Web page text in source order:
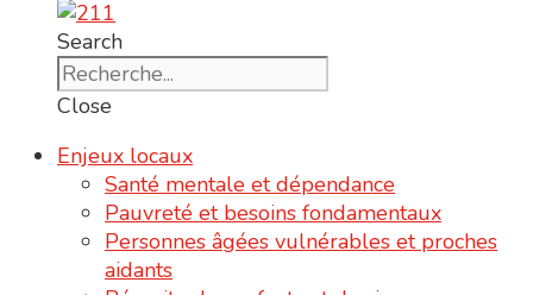
Search
Close
Enjeux locaux
Santé mentale et dépendance
Pauvreté et besoins fondamentaux
Personnes âgées vulnérables et proches
aidants